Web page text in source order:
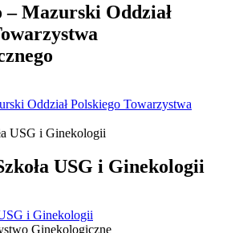
Mazurski Oddział
Oddział Polskiego Towarzystwa
USG i Ginekologii
i Ginekologii